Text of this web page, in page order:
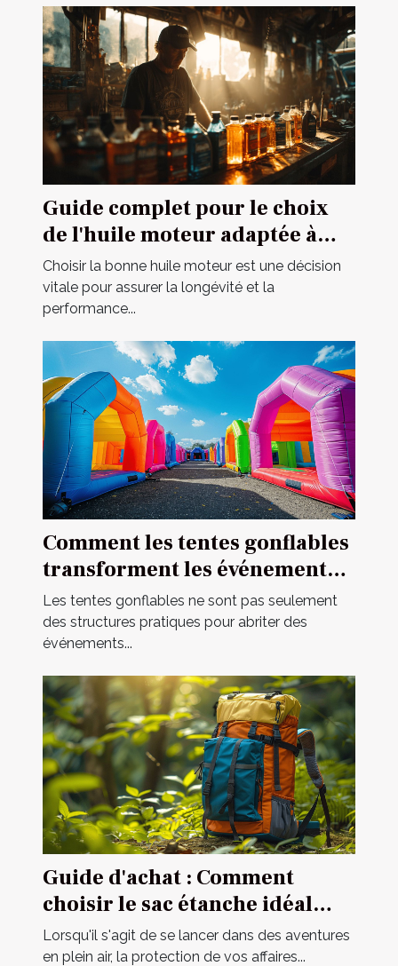
Guide complet pour le choix
de l'huile moteur adaptée à
votre véhicule
Choisir la bonne huile moteur est une décision
vitale pour assurer la longévité et la
performance...
Comment les tentes gonflables
transforment les événements
en spectacles
Les tentes gonflables ne sont pas seulement
des structures pratiques pour abriter des
événements...
Guide d'achat : Comment
choisir le sac étanche idéal
pour vos activités ?
Lorsqu'il s'agit de se lancer dans des aventures
en plein air, la protection de vos affaires...